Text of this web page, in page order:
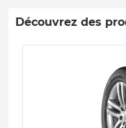
Découvrez des